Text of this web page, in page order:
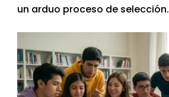
un arduo proceso de selección.